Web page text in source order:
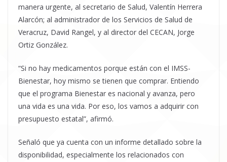
manera urgente, al secretario de Salud, Valentín Herrera
Alarcón; al administrador de los Servicios de Salud de
Veracruz, David Rangel, y al director del CECAN, Jorge
Ortiz González.
“Si no hay medicamentos porque están con el IMSS-
Bienestar, hoy mismo se tienen que comprar. Entiendo
que el programa Bienestar es nacional y avanza, pero
una vida es una vida. Por eso, los vamos a adquirir con
presupuesto estatal”, afirmó.
Señaló que ya cuenta con un informe detallado sobre la
disponibilidad, especialmente los relacionados con